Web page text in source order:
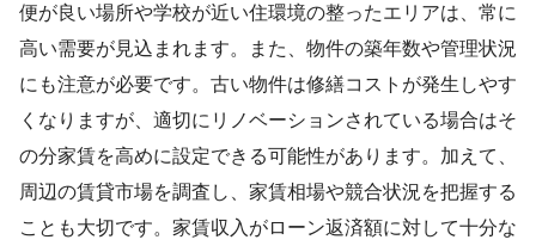
便が良い場所や学校が近い住環境の整ったエリアは、常に
高い需要が見込まれます。また、物件の築年数や管理状況
にも注意が必要です。古い物件は修繕コストが発生しやす
くなりますが、適切にリノベーションされている場合はそ
の分家賃を高めに設定できる可能性があります。加えて、
周辺の賃貸市場を調査し、家賃相場や競合状況を把握する
ことも大切です。家賃収入がローン返済額に対して十分な